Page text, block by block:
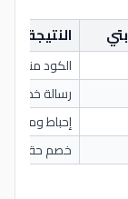
النتيجة
الكود منتهي
رسالة خطأ
إحباط
خصم